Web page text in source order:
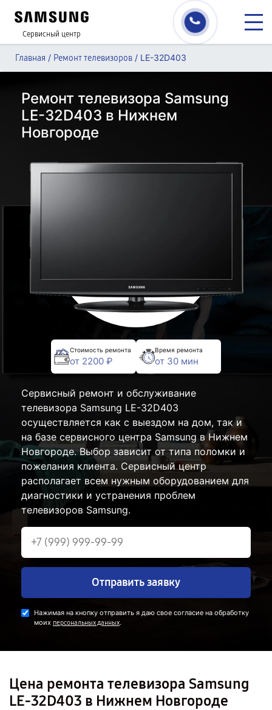
Сервисный центр
Главная / Ремонт телевизоров / LE-32D403
Ремонт телевизора Samsung
LE-32D403 в Нижнем
Новгороде
Стоимость ремонта
от 2200 ₽
Время ремонта
от 30 мин
Сервисный ремонт и обслуживание
телевизора Samsung LE-32D403
осуществляется как с выездом на дом, так и
на базе сервисного центра Samsung в Нижнем
Новгороде. Выбор зависит от типа поломки и
пожелания клиента. Сервисный центр
располагает всем нужным оборудованием для
диагностики и устранения проблем
телевизоров Samsung.
Отправить заявку
Нажимая на кнопку отправить я даю свое согласие на обработку
моих персональных данных.
Цена ремонта телевизора Samsung
LE-32D403 в Нижнем Новгороде